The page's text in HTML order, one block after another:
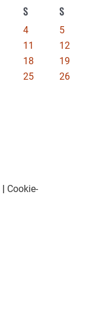
S S
4
5
11
12
18
19
25
26
Cookie-